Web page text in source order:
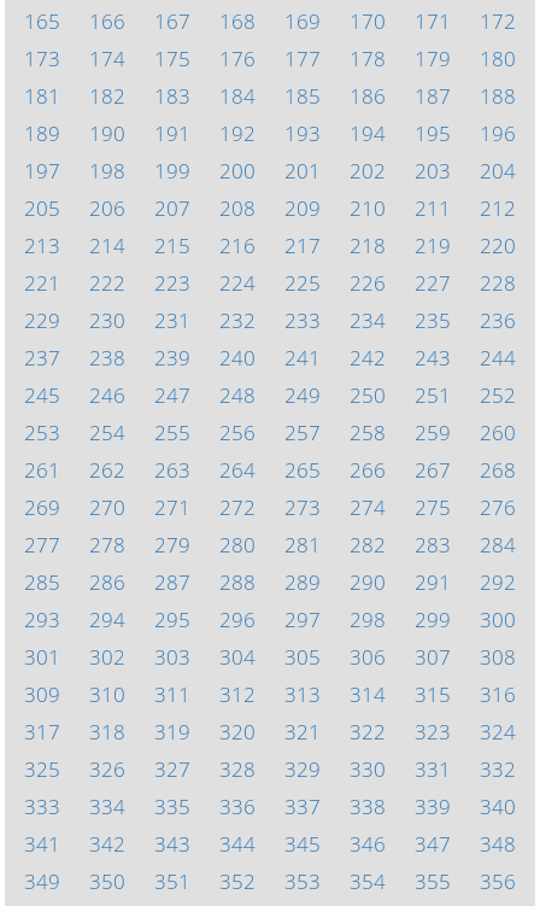
165
166 167 168 169 170 171
172
173
174 175 176 177 178 179
180
181
182 183 184 185 186 187
188
189
190 191 192 193 194 195
196
197
198 199 200 201 202 203
204
205
206 207 208 209 210 211
212
213
214 215 216 217 218 219
220
221
222 223 224 225 226 227
228
229
230 231 232 233 234 235
236
237
238 239 240 241 242 243
244
245
246 247 248 249 250 251
252
253
254 255 256 257 258 259
260
261
262 263 264 265 266 267
268
269
270 271 272 273 274 275
276
277
278 279 280 281 282 283
284
285
286 287 288 289 290 291
292
293
294 295 296 297 298 299
300
301
302 303 304 305 306 307
308
309
310 311 312 313 314 315
316
317
318 319 320 321 322 323
324
325
326 327 328 329 330 331
332
333
334 335 336 337 338 339
340
341
342 343 344 345 346 347
348
349
350 351 352 353 354 355
356